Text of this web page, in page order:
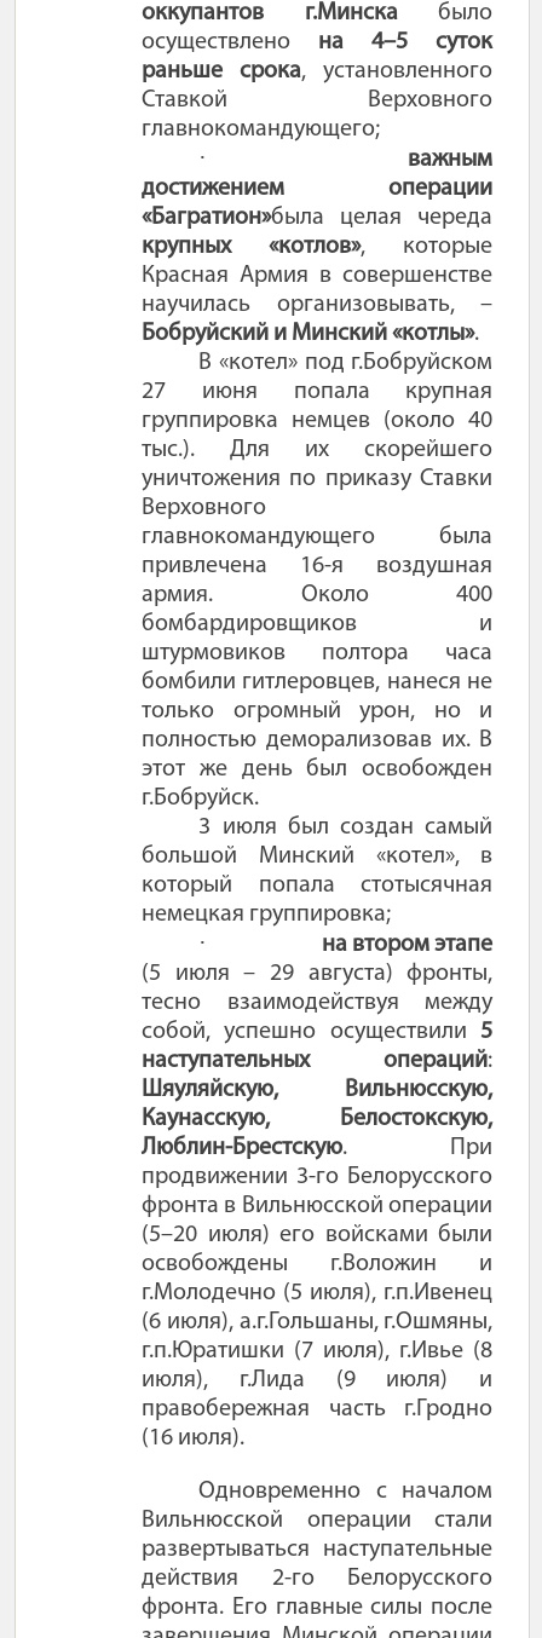
оккупантов г.Минскабыло
осуществлено на 4–5 суток
раньше срока, установленного
Ставкой Верховного
главнокомандующего;
·
важным
достижением операции
«Багратион»была целая череда
крупных «котлов», которые
Красная Армия в совершенстве
научилась организовывать, –
Бобруйский и Минский «котлы».
В «котел» под г.Бобруйском
27 июня попала крупная
группировка немцев (около 40
тыс.). Для их скорейшего
уничтожения по приказу Ставки
Верховного
главнокомандующего была
привлечена 16-я воздушная
армия. Около 400
бомбардировщиков и
штурмовиков полтора часа
бомбили гитлеровцев, нанеся не
только огромный урон, но и
полностью деморализовав их. В
этот же день был освобожден
г.Бобруйск.
3 июля был создан самый
большой Минский «котел», в
который попала стотысячная
немецкая группировка;
·
на втором этапе
(5 июля – 29 августа) фронты,
тесно взаимодействуя между
собой, успешно осуществили 5
наступательных операций:
Шяуляйскую, Вильнюсскую,
Каунасскую, Белостокскую,
Люблин-Брестскую. При
продвижении 3-го Белорусского
фронта в Вильнюсской операции
(5–20 июля) его войсками были
освобождены г.Воложин и
г.Молодечно (5 июля), г.п.Ивенец
(6 июля), а.г.Гольшаны, г.Ошмяны,
г.п.Юратишки (7 июля), г.Ивье (8
июля), г.Лида (9 июля) и
правобережная часть г.Гродно
(16 июля).
Одновременно с началом
Вильнюсской операции стали
развертываться наступательные
действия 2-го Белорусского
фронта. Его главные силы после